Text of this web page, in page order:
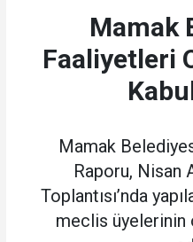
Mamak
Faaliyetleri
Mamak
Raporu, Nisan
Toplantısı’nda
meclis üyelerinin